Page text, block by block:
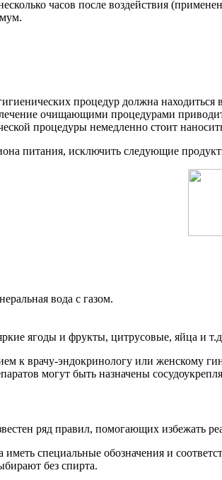
часов после воздействия
процедур должна
очищающими процедурами
процедуры немедленно стоит
питания, исключить следующие
вода с газом.
ягоды и фрукты, цитрусовые, яйца и
к врачу-эндокринологу или женскому
могут быть назначены
ряд правил, помогающих избежать
специальные обозначения и
без спирта.